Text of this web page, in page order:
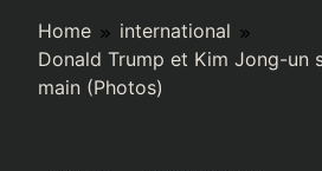
Home
international
Donald Trump et Kim Jong-un
main (Photos)